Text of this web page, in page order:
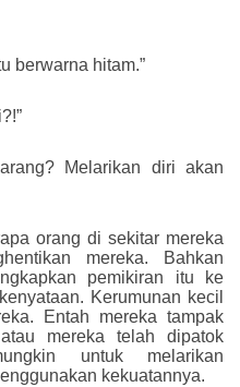
berwarna hitam.”
Melarikan diri akan
orang di sekitar mereka
mereka. Bahkan
pemikiran itu ke
Kerumunan kecil
Entah mereka tampak
mereka telah dipatok
untuk melarikan
kekuatannya.